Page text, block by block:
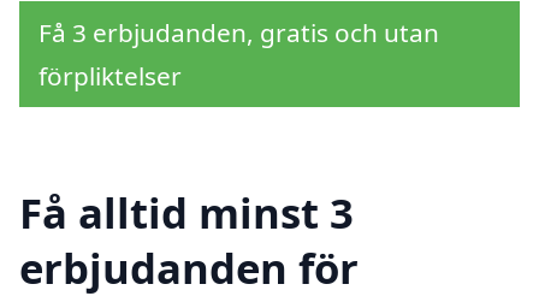
Få 3 erbjudanden, gratis och utan
förpliktelser
Få alltid minst 3
erbjudanden för